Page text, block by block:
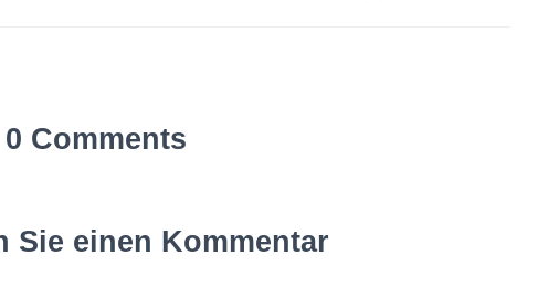
0 Comments
Sie einen Kommentar